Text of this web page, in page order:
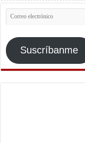
Correo
electrónico
Suscríbanme